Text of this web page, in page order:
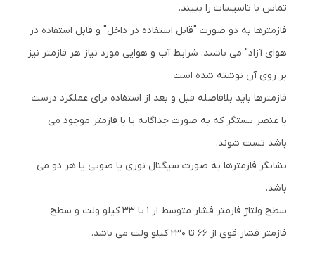
تماس با تاسیسات را ببیند.
فازمترها به دو صورت "قابل استفاده در داخل" و قابل استفاده در
هوای آزاد" می باشند. شرایط آب و هوایی مورد نیاز هر فازمتر نیز
بر روی آن نوشته شده است.
فازمترها باید بلافاصله قبل و بعد از استفاده برای عملکرد درست
با عنصر تستگر که به صورت جداگانه یا با فازمتر موجود می
باشد تست شوند.
نشانگر فازمترها به صورت سیگنال نوری یا صوتی یا هر دو می
باشد.
سطح ولتاژ فازمتر فشار متوسط از 1 تا 33 کیلو ولت و سطح
فازمتر فشار قوی از 66 تا 230 کیلو ولت می باشد.